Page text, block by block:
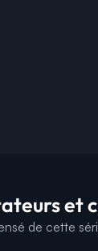
et
de cette